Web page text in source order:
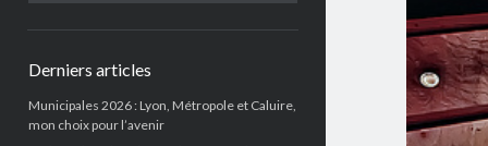
Derniers articles
Municipales 2026 : Lyon, Métropole et Caluire,
mon choix pour l’avenir